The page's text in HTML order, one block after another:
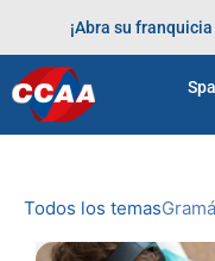
¡Abra su franquicia
Home >
Todos los temas